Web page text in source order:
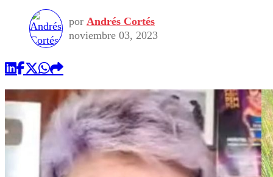
Torneo Internacional
Torneo Nacional
Internacional
Nacional
Programas
Comercial
por Andrés Cortés
noviembre 03, 2023